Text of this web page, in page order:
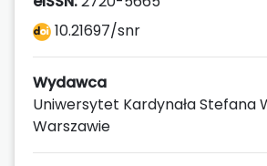
10.21697/snr
Wydawca
Uniwersytet Kardynała Stefana
Warszawie